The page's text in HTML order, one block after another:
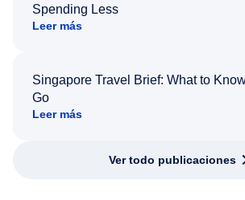
Spending Less
Leer más
Singapore Travel Brief: What to
Go
Leer más
Ver todo publicaciones